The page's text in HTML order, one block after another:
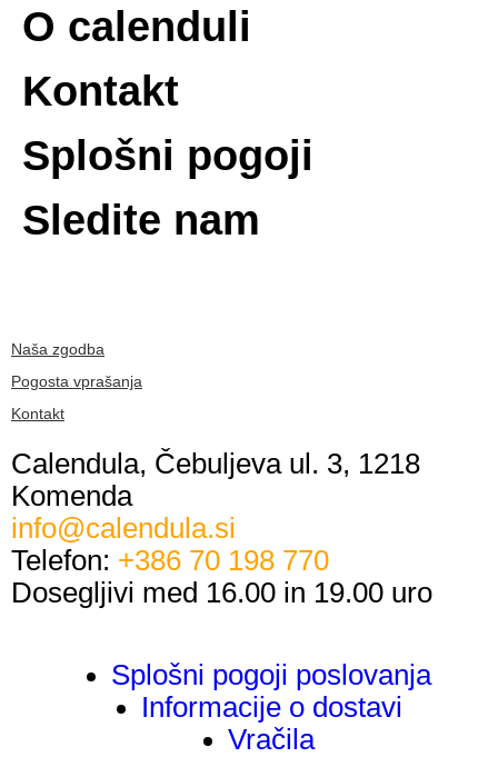
O calenduli
Kontakt
Splošni pogoji
Sledite nam
Naša zgodba
Pogosta vprašanja
Kontakt
Calendula, Čebuljeva ul. 3, 1218
Komenda
info@calendula.si
Telefon: +386 70 198 770
Dosegljivi med 16.00 in 19.00 uro
Splošni pogoji poslovanja
Informacije o dostavi
Vračila